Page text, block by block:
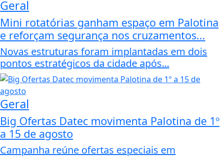
Geral
Mini rotatórias ganham espaço em Palotina
e reforçam segurança nos cruzamentos...
Novas estruturas foram implantadas em dois
pontos estratégicos da cidade após...
Geral
Big Ofertas Datec movimenta Palotina de 1º
a 15 de agosto
Campanha reúne ofertas especiais em